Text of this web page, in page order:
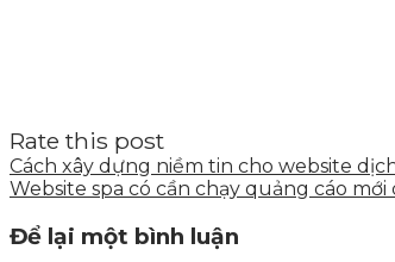
Rate this post
Cách xây dựng niềm tin cho website
Website spa có cần chạy quảng cáo mới
Để lại một bình luận